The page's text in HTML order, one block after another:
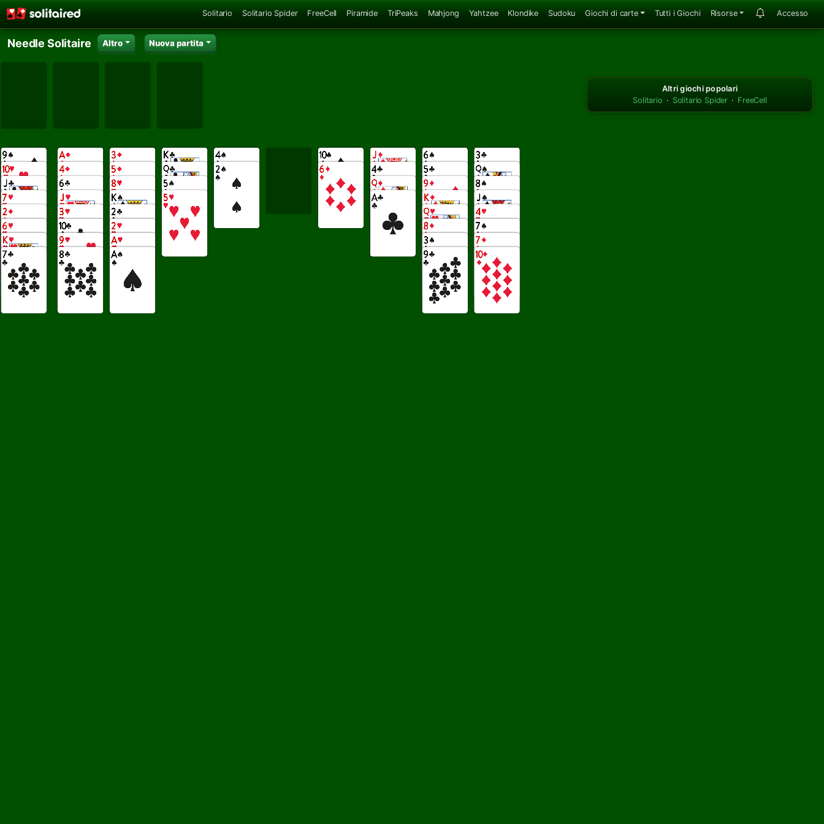
Solitario Solitario Spider FreeCell Piramide TriPeaks Mahjong Yahtzee Klondike Sudoku Giochi di carte Tutti i Giochi Risorse Accesso
Needle Solitaire Altro Nuova partita
Altri giochi popolari
Solitario · Solitario Spider · FreeCell